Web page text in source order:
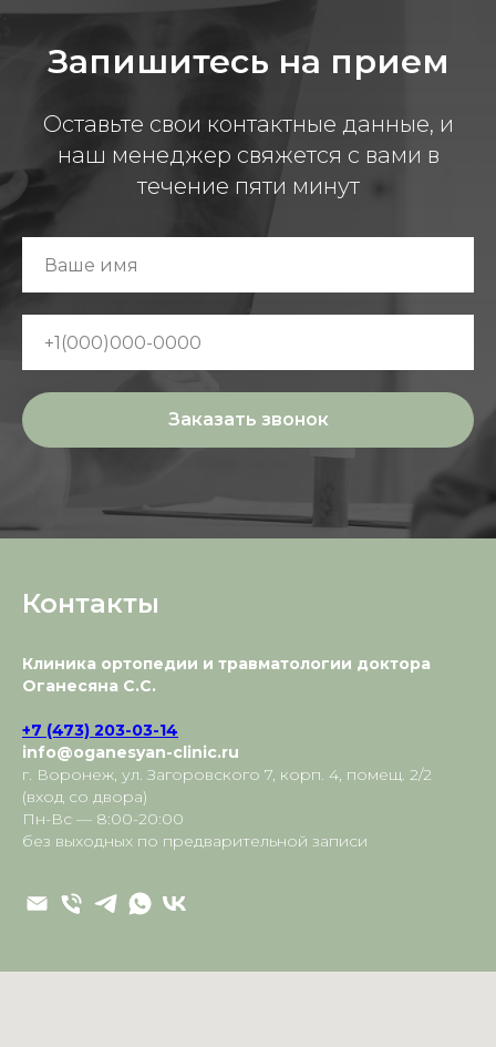
Запишитесь на прием
Оставьте свои контактные данные, и
наш менеджер свяжется с вами в
течение пяти минут
Заказать звонок
Контакты
Клиника ортопедии и травматологии доктора
Оганесяна С.С.
+7 (473) 203-03-14
info@oganesyan-clinic.ru
г. Воронеж, ул. Загоровского 7, корп. 4, помещ. 2/2
(вход со двора)
Пн-Вс — 8:00-20:00
без выходных по предварительной записи